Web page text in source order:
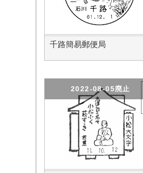
千路簡易郵便局
2022-08-05廃止